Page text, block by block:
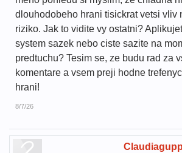
dlouhodobeho hrani tisickrat vetsi vliv
riziko. Jak to vidite vy ostatni?
system sazek nebo ciste sazite na
predtuchu? Tesim se, ze budu rad za
komentare a vsem preji hodne
hrani!
8/7/26